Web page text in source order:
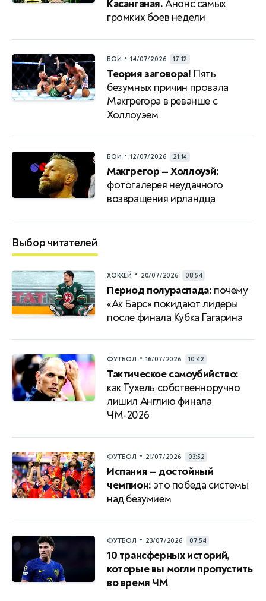
Касанганая.Анонс самых
громких боев недели
БОИ • 14/07/2026 17:12
Теория заговора! Пять
безумных причин провала
Макгрегора в реванше с
Холлоуэем
БОИ • 12/07/2026 21:14
Макгрегор — Холлоуэй:
фотогалерея неудачного
возвращения ирландца
Выбор читателей
ХОККЕЙ • 20/07/2026 08:54
Период полураспада: почему
«Ак Барс» покидают лидеры
после финала Кубка Гагарина
ФУТБОЛ • 16/07/2026 10:42
Тактическое самоубийство:
как Тухель собственноручно
лишил Англию финала
ЧМ-2026
ФУТБОЛ • 21/07/2026 03:52
Испания — достойный
чемпион: это победа системы
над безумием
ФУТБОЛ • 23/07/2026 07:54
10 трансферных историй,
которые вы могли пропустить
во время ЧМ